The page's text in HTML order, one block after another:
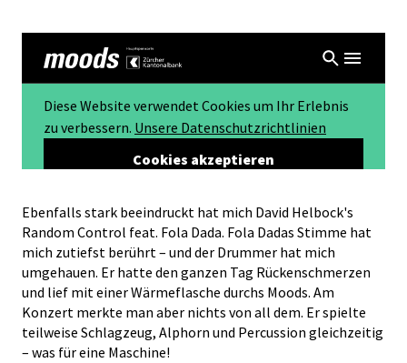
Ebenfalls stark beeindruckt hat mich David Helbock's
Random Control feat. Fola Dada. Fola Dadas Stimme hat
mich zutiefst berührt – und der Drummer hat mich
umgehauen. Er hatte den ganzen Tag Rückenschmerzen
und lief mit einer Wärmeflasche durchs Moods. Am
Konzert merkte man aber nichts von all dem. Er spielte
teilweise Schlagzeug, Alphorn und Percussion gleichzeitig
– was für eine Maschine!